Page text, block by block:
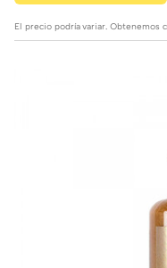
El precio podría variar. Obtenemos